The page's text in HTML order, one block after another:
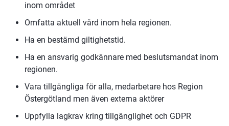
inom området
Omfatta aktuell vård inom hela regionen.
Ha en bestämd giltighetstid.
Ha en ansvarig godkännare med beslutsmandat inom
regionen.
Vara tillgängliga för alla, medarbetare hos Region
Östergötland men även externa aktörer
Uppfylla lagkrav kring tillgänglighet och GDPR